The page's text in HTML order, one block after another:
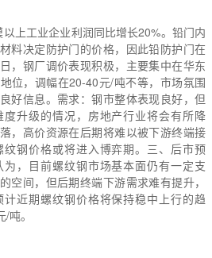
上工业企业利润同比增长20%。铅门内
料决定防护门的价格，因此铅防护门在
，钢厂调价表现积极，主要集中在华东
位，调幅在20-40元/吨不等，市场氛围
好信息。需求：钢市整体表现良好，但
升级的情况，房地产行业将会有所降
，高价资源在后期将难以被下游终端接
钢价格或将进入博弈期。三、后市预
，目前螺纹钢市场基本面仍有一定支
空间，但后期终端下游需求难有提升，
近期螺纹钢价格将保持稳中上行的趋
吨。